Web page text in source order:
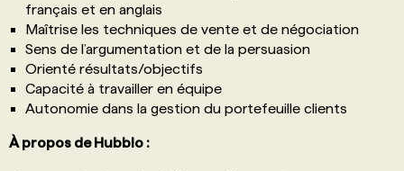
français et en anglais
Maîtrise les techniques de vente et de négociation
Sens de l’argumentation et de la persuasion
Orienté résultats/objectifs
Capacité à travailler en équipe
Autonomie dans la gestion du portefeuille clients
À propos de Hubblo :